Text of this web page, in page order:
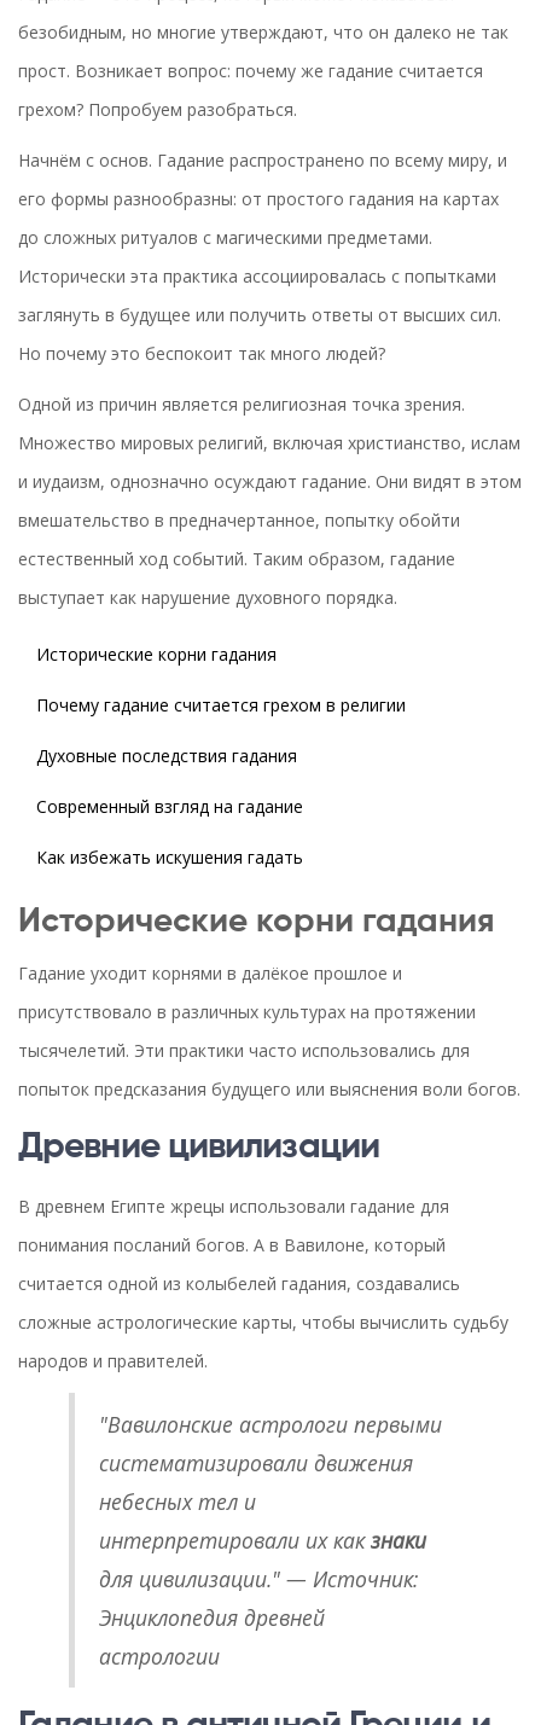
безобидным, но многие утверждают, что он далеко не так
прост. Возникает вопрос: почему же гадание считается
грехом? Попробуем разобраться.
Начнём с основ. Гадание распространено по всему миру, и
его формы разнообразны: от простого гадания на картах
до сложных ритуалов с магическими предметами.
Исторически эта практика ассоциировалась с попытками
заглянуть в будущее или получить ответы от высших сил.
Но почему это беспокоит так много людей?
Одной из причин является религиозная точка зрения.
Множество мировых религий, включая христианство, ислам
и иудаизм, однозначно осуждают гадание. Они видят в этом
вмешательство в предначертанное, попытку обойти
естественный ход событий. Таким образом, гадание
выступает как нарушение духовного порядка.
Исторические корни гадания
Почему гадание считается грехом в религии
Духовные последствия гадания
Современный взгляд на гадание
Как избежать искушения гадать
Исторические корни гадания
Гадание уходит корнями в далёкое прошлое и
присутствовало в различных культурах на протяжении
тысячелетий. Эти практики часто использовались для
попыток предсказания будущего или выяснения воли богов.
Древние цивилизации
В древнем Египте жрецы использовали гадание для
понимания посланий богов. А в Вавилоне, который
считается одной из колыбелей гадания, создавались
сложные астрологические карты, чтобы вычислить судьбу
народов и правителей.
"Вавилонские астрологи первыми
систематизировали движения
небесных тел и
интерпретировали их какзнаки
для цивилизации." — Источник:
Энциклопедия древней
астрологии